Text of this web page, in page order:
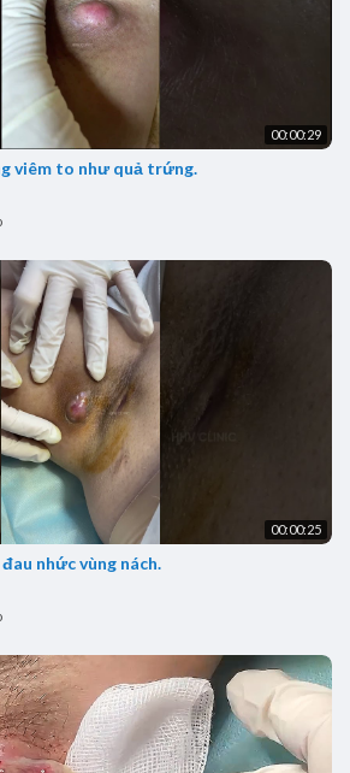
00:00:29
viêm to như quả trứng.
00:00:25
nhức vùng nách.